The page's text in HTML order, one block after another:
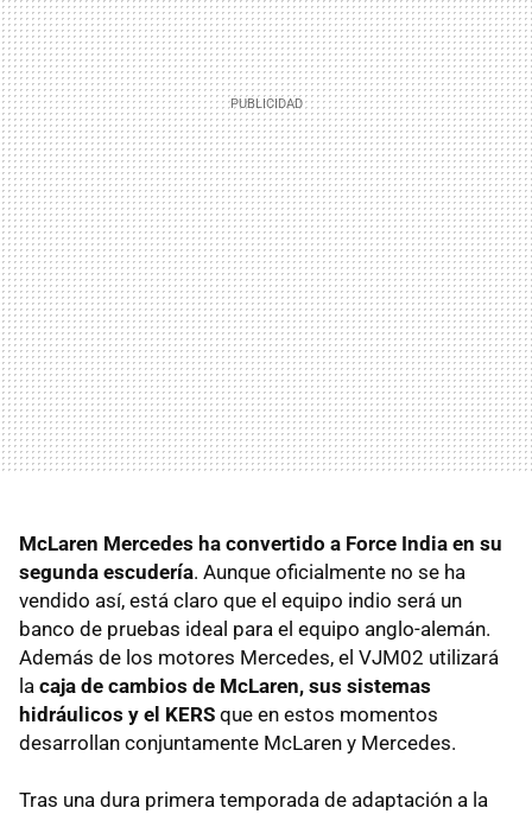
McLaren Mercedes ha convertido a Force India en su
segunda escudería. Aunque oficialmente no se ha
vendido así, está claro que el equipo indio será un
banco de pruebas ideal para el equipo anglo-alemán.
Además de los motores Mercedes, el VJM02 utilizará
la caja de cambios de McLaren, sus sistemas
hidráulicos y el KERS que en estos momentos
desarrollan conjuntamente McLaren y Mercedes.
Tras una dura primera temporada de adaptación a la